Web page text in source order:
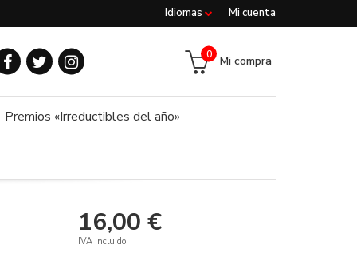
Mi cuenta
Idiomas
Mi compra
0
Premios «Irreductibles del año»
16,00 €
IVA incluido